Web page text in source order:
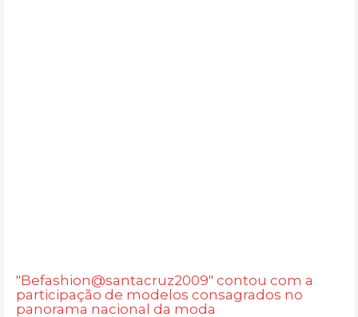
"Befashion@santacruz2009" contou com a
participação de modelos consagrados no
panorama nacional da moda